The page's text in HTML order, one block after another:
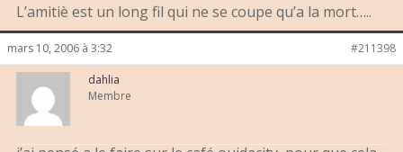
L’amitiè est un long fil qui ne se coupe qu’a la mort…..
mars 10, 2006 à 3:32 #211398
dahlia
Membre